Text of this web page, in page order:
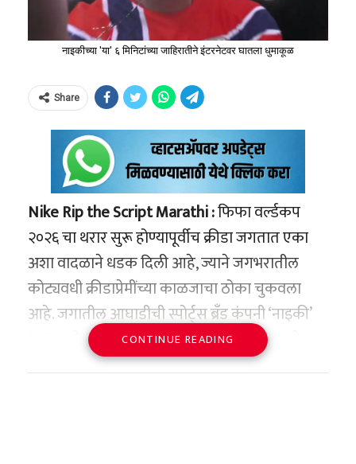
नाइकीच्या 'या' ६ मिनिटांच्या जाहिरातीने इंटरनेटवर घातला धुमाकूळ
Share
Nike Rip the Script Marathi :फिफा वर्ल्डकप
२०२६ चा थरार सुरू होण्यापूर्वीच क्रीडा जगतात एका
अशा वादळाने धडक दिली आहे, ज्याने जगभरातील
कोट्यवधी क्रीडाप्रेमींच्या काळजाचा ठोका चुकवला
आहे. जगातील आघाडीची स्पोर्ट्स ब्रँड कंपनी ‘नाइकी’
(Nike) ने फुटबॉल महाकुंभाच्या पार्श्वभूमीवर आपले
सर्वात महत्त्वाकांक्षी कॅम्पेन‘रिप द स्क्रिप्ट’ (Rip the
CONTINUE READING